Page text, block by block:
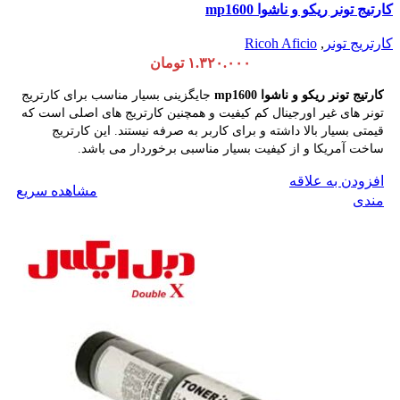
کارتیج تونر ریکو و ناشوا mp1600
کارتریج تونر ,
Ricoh Aficio
۱.۳۲۰.۰۰۰ تومان
کارتیج تونر ریکو و ناشوا mp1600
جایگزینی بسیار مناسب برای کارتریج
تونر های غیر اورجینال کم کیفیت و همچنین کارتریج های اصلی است که
قیمتی بسیار بالا داشته و برای کاربر به صرفه نیستند. این کارتریج
ساخت آمریکا و از کیفیت بسیار مناسبی برخوردار می باشد.
افزودن به علاقه
مندی
مشاهده سریع